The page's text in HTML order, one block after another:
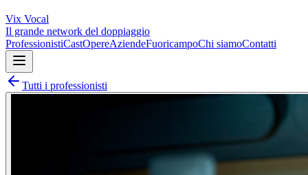
Vix Vocal
Il grande network del doppiaggio
ProfessionistiCastOpereAziendeFuoricampoChi siamoContatti
Tutti i professionisti